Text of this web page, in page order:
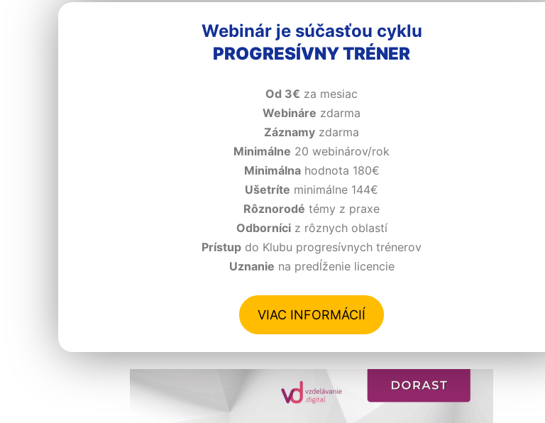
Webinár je súčasťou cyklu
PROGRESÍVNY TRÉNER
Od 3€ za mesiac
Webináre zdarma
Záznamy zdarma
Minimálne 20 webinárov/rok
Minimálnahodnota 180€
Ušetríte minimálne 144€
Rôznorodé témy z praxe
Odborníciz rôznych oblastí
Prístup do Klubu progresívnych trénerov
Uznanie na predĺženie licencie
VIAC INFORMÁCIÍ